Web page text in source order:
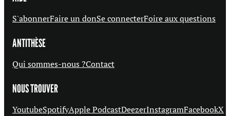
S'abonnerFaire un donSe connecterFoire aux questions
ANTITHÈSE
Qui sommes-nous ?Contact
NOUS TROUVER
YoutubeSpotifyApple PodcastDeezerInstagramFacebookX